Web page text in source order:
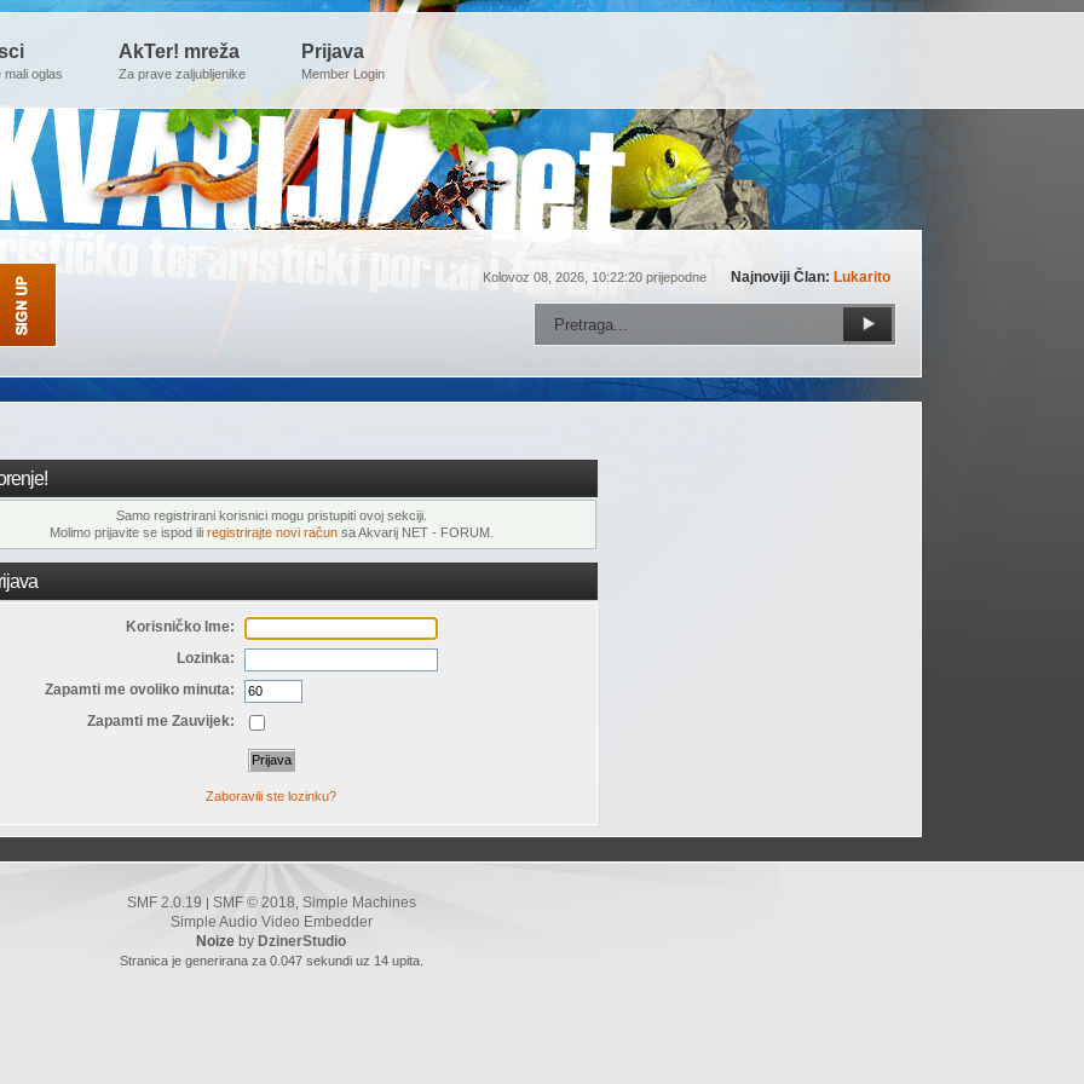
mali oglas
AkTer! mreža
Za prave zaljubljenike
Prijava
Member Login
Kolovoz 08, 2026, 10:22:20 prijepodne Najnoviji Član: Lukarito
Samo registrirani korisnici mogu pristupiti ovoj sekciji.
Molimo prijavite se ispod ili registrirajte novi računsa Akvarij NET - FORUM.
Korisničko Ime:
Lozinka:
Zapamti me ovoliko minuta:
Zapamti me Zauvijek:
Zaboravili ste lozinku?
SMF 2.0.19 SMF © 2018 Simple Machines
Simple Audio Video Embedder
Noize by DzinerStudio
Stranica je generirana za 0.047 sekundi uz 14 upita.